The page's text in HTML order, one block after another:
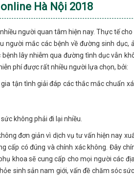
Hà Nội 2018
người quan tâm hiện nay. Thực tế cho
người mắc các bệnh về đường sinh dục,
lây nhiễm qua đường tình dục vẫn
phí được rất nhiều người lựa chọn, bởi:
tận tình giải đáp các thắc mắc chuẩn
không phải đi lại nhiều.
đơn giản vì dịch vụ tư vấn hiện nay
cấp có đúng và chính xác không. Đây
khoa sẽ cung cấp cho mọi người các
sinh sản nam giới, vấn đề chăm sóc